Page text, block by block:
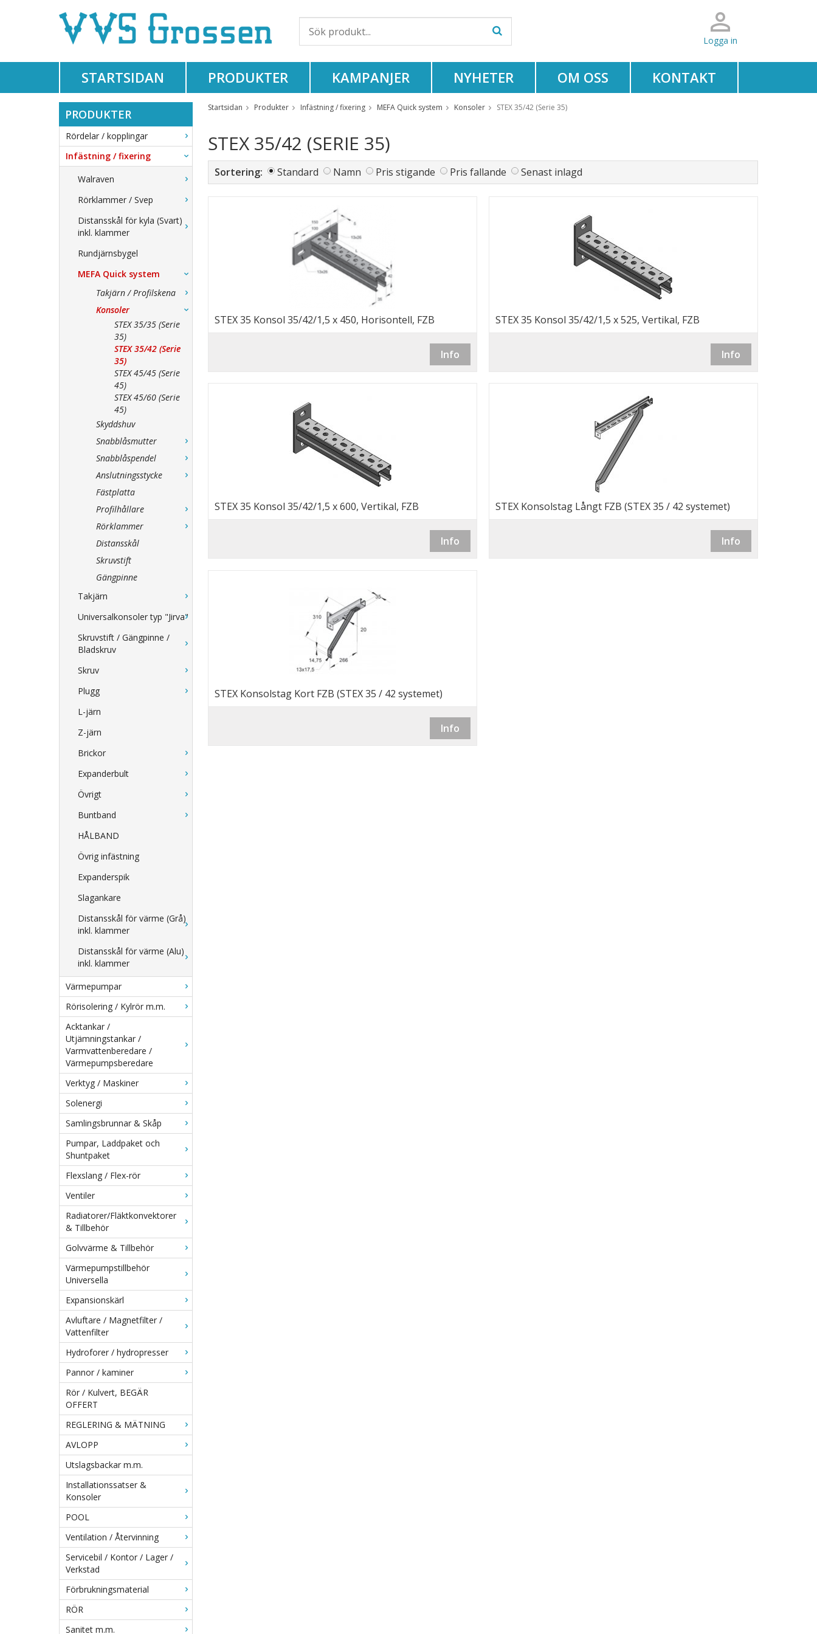
Logga in
STARTSIDAN PRODUKTER KAMPANJER NYHETER OM OSS KONTAKT
PRODUKTER
Rördelar / kopplingar
Infästning / fixering
Walraven
Rörklammer / Svep
Distansskål för kyla (Svart)
inkl. klammer
Rundjärnsbygel
MEFA Quick system
Takjärn / Profilskena
Konsoler
STEX 35/35 (Serie
35)
STEX 35/42 (Serie
35)
STEX 45/45 (Serie
45)
STEX 45/60 (Serie
45)
Skyddshuv
Snabblåsmutter
Snabblåspendel
Anslutningsstycke
Fästplatta
Profilhållare
Rörklammer
Distansskål
Skruvstift
Gängpinne
Takjärn
Universalkonsoler typ "Jirva"
Skruvstift / Gängpinne /
Bladskruv
Skruv
Plugg
L-järn
Z-järn
Brickor
Expanderbult
Övrigt
Buntband
HÅLBAND
Övrig infästning
Expanderspik
Slagankare
Distansskål för värme (Grå)
inkl. klammer
Distansskål för värme (Alu)
inkl. klammer
Värmepumpar
Rörisolering / Kylrör m.m.
Acktankar /
Utjämningstankar /
Varmvattenberedare /
Värmepumpsberedare
Verktyg / Maskiner
Solenergi
Samlingsbrunnar & Skåp
Pumpar, Laddpaket och
Shuntpaket
Flexslang / Flex-rör
Ventiler
Radiatorer/Fläktkonvektorer
& Tillbehör
Golvvärme & Tillbehör
Värmepumpstillbehör
Universella
Expansionskärl
Avluftare / Magnetfilter /
Vattenfilter
Hydroforer / hydropresser
Pannor / kaminer
Rör / Kulvert, BEGÄR
OFFERT
REGLERING & MÄTNING
AVLOPP
Utslagsbackar m.m.
Installationssatser &
Konsoler
POOL
Ventilation / Återvinning
Servicebil / Kontor / Lager /
Verkstad
Förbrukningsmaterial
RÖR
Sanitet m.m.
Startsidan Produkter Infästning / fixering MEFA Quick system Konsoler STEX 35/42 (Serie 35)
STEX 35/42 (SERIE 35)
Sortering: Standard Namn Pris stigande Pris fallande Senast inlagd
STEX 35 Konsol 35/42/1,5 x 450, Horisontell, FZB
Info
STEX 35 Konsol 35/42/1,5 x 525, Vertikal, FZB
Info
STEX 35 Konsol 35/42/1,5 x 600, Vertikal, FZB
Info
STEX Konsolstag Långt FZB (STEX 35 / 42 systemet)
Info
STEX Konsolstag Kort FZB (STEX 35 / 42 systemet)
Info